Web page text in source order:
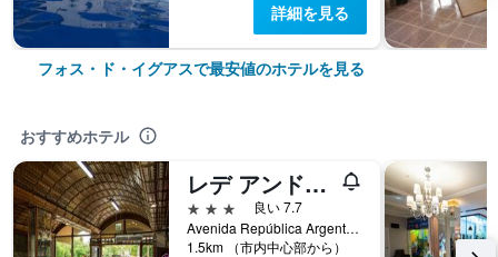
詳細を見る
フォス・ド・イグアスで最安値のホテルを見る
おすすめホテル
レデ アンドラーデ ミランテ オテル
3つ星
良い 7.7
Avenida República Argentina, 672, フォス・ド・イグアス, ブラジル
1.5km （市内中心部から）